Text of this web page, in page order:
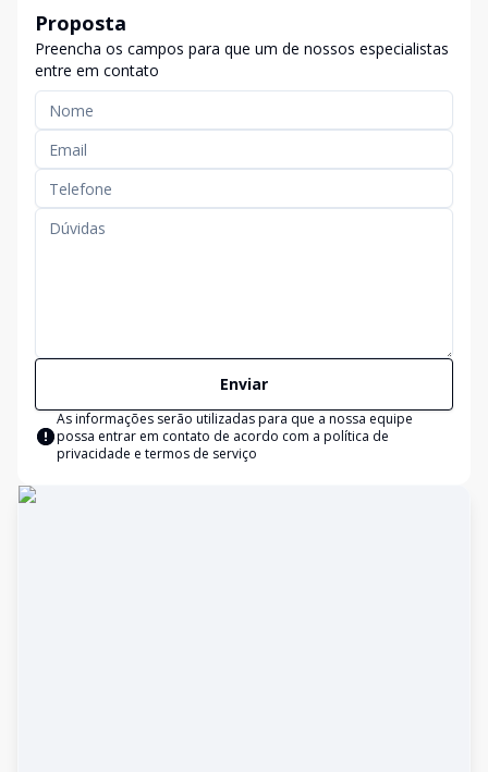
Proposta
Preencha os campos para que um de nossos especialistas
entre em contato
Enviar
As informações serão utilizadas para que a nossa equipe
possa entrar em contato de acordo com a política de
privacidade e termos de serviço